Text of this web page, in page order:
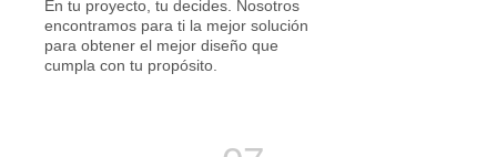
En tu proyecto, tu decides. Nosotros
encontramos para ti la mejor solución
para obtener el mejor diseño que
cumpla con tu propósito.